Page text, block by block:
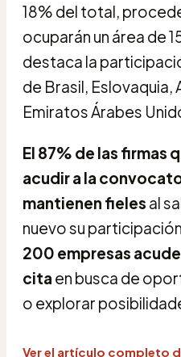
18% del total,
ocuparán un área de
destaca la
de Brasil, Eslovaquia,
Emiratos Árabes
El 87% de las firmas
acudir a la
mantienen fieles al
nuevo su
200 empresas
cita en busca de
o explorar
Ver el artículo completo